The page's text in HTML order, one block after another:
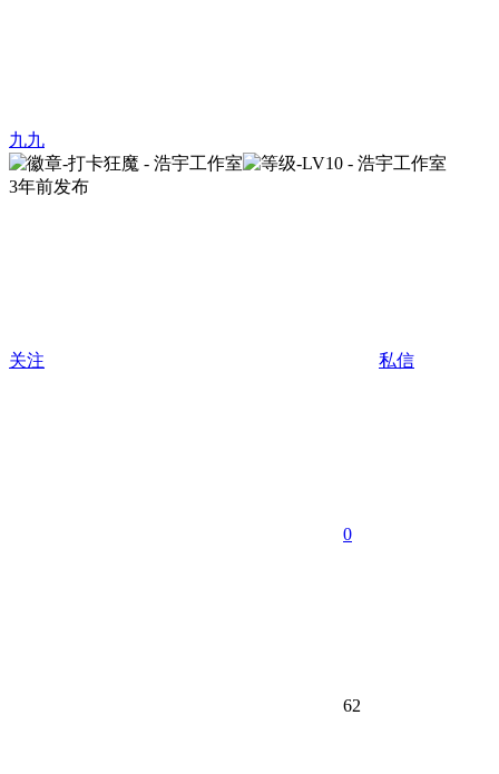
九九
3年前发布
关注 私信
0
62